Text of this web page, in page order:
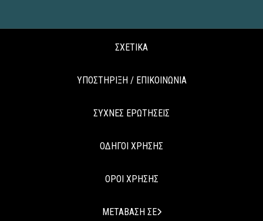
ΣΧΕΤΙΚΑ
ΥΠΟΣΤΗΡΙΞΗ / ΕΠΙΚΟΙΝΩΝΙΑ
ΣΥΧΝΕΣ ΕΡΩΤΗΣΕΙΣ
ΟΔΗΓΟΙ ΧΡΗΣΗΣ
ΟΡΟΙ ΧΡΗΣΗΣ
ΜΕΤΑΒΑΣΗ ΣΕ